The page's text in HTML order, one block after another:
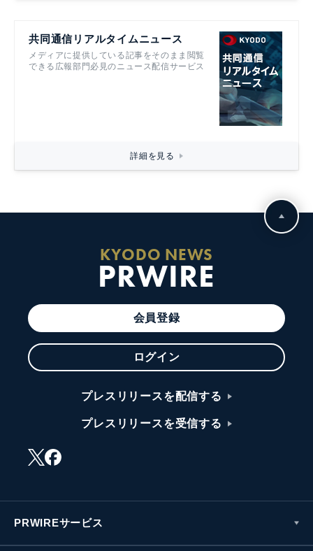
共同通信リアルタイムニュース
メディアに提供している記事をそのまま閲覧
できる広報部門必見のニュース配信サービス
詳細を見る
KYODO NEWS
PRWIRE
会員登録
ログイン
プレスリリースを配信する
プレスリリースを受信する
PRWIREサービス